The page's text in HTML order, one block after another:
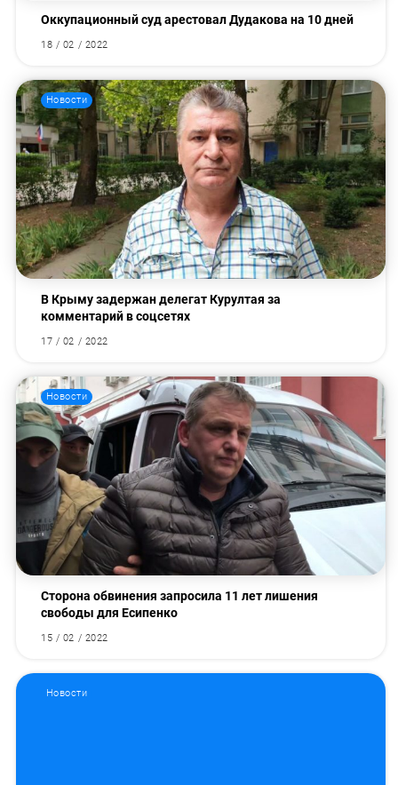
Оккупационный суд арестовал Дудакова на 10 дней
18 / 02 / 2022
Новости
В Крыму задержан делегат Курултая за
комментарий в соцсетях
17 / 02 / 2022
Новости
Сторона обвинения запросила 11 лет лишения
свободы для Есипенко
15 / 02 / 2022
Новости